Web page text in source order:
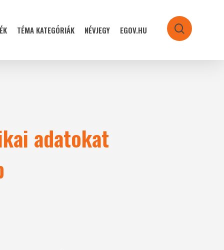
TÉMA KATEGÓRIÁK NÉVJEGY EGOV.HU search
adatokat